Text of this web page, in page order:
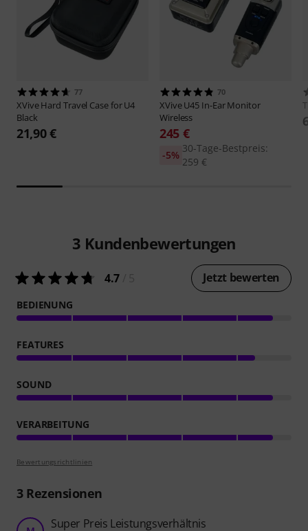
77
XViveHard Travel Case for U4
Black
21,90 €
70
XViveU45 In-Ear Monitor
Wireless
245 €
30-Tage-Bestpreis:
259 €
-5%
3 Kundenbewertungen
4.7 Jetzt bewerten
BEDIENUNG
FEATURES
SOUND
VERARBEITUNG
Bewertungsrichtlinien
3Rezensionen
Super Preis Leistungsverhältnis